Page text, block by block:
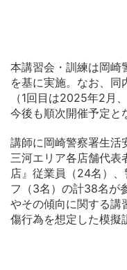
本講習会・訓練は岡崎
を基に実施。なお、同
（1回目は2025年2月
今後も順次開催予定と
講師に岡崎警察署生活
三河エリア各店舗代表
店』従業員（24名）
フ（3名）の計38名が
やその傾向に関する講
傷行為を想定した模擬